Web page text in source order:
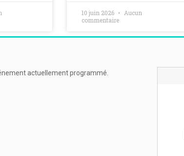
10 juin 2026
Aucun
commentaire
actuellement programmé.